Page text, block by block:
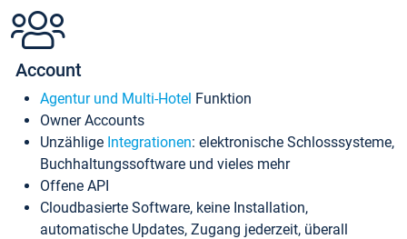
Account
Agentur und Multi-Hotel Funktion
Owner Accounts
Unzählige Integrationen: elektronische Schlosssysteme,
Buchhaltungssoftware und vieles mehr
Offene API
Cloudbasierte Software, keine Installation,
automatische Updates, Zugang jederzeit, überall